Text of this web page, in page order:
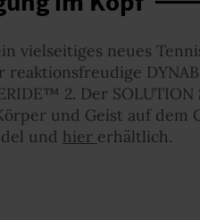
vielseitiges neues
reaktionsfreudige
2. Der SOLUTION
und Geist auf dem
und hier erhältlich.